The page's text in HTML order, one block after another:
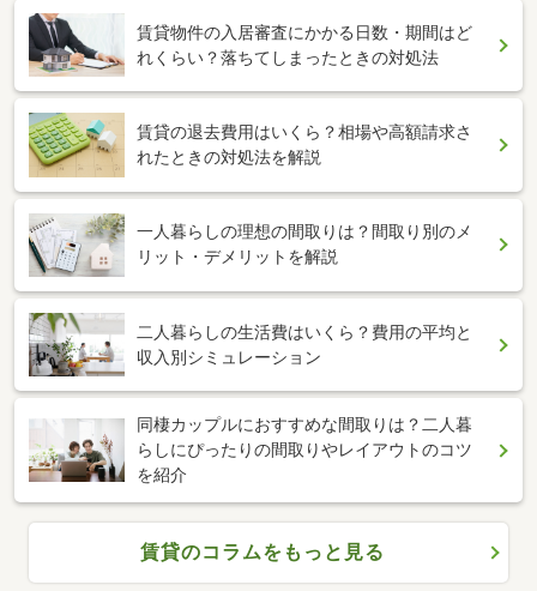
賃貸物件の入居審査にかかる日数・期間はど
れくらい？落ちてしまったときの対処法
賃貸の退去費用はいくら？相場や高額請求さ
れたときの対処法を解説
一人暮らしの理想の間取りは？間取り別のメ
リット・デメリットを解説
二人暮らしの生活費はいくら？費用の平均と
収入別シミュレーション
同棲カップルにおすすめな間取りは？二人暮
らしにぴったりの間取りやレイアウトのコツ
を紹介
賃貸のコラムをもっと見る